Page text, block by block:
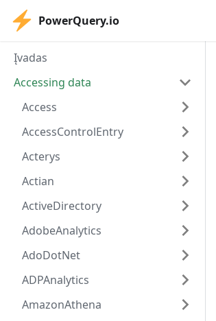
PowerQuery.io
Įvadas
Accessing data
Access
AccessControlEntry
Acterys
Actian
ActiveDirectory
AdobeAnalytics
AdoDotNet
ADPAnalytics
AmazonAthena